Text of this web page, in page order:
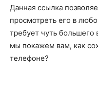
Данная ссылка п
просмотреть его в
требует чуть большего
мы покажем вам, как
телефоне?